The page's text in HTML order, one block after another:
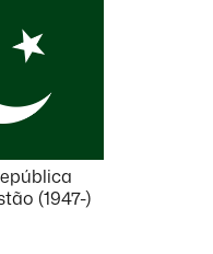
(1947-)